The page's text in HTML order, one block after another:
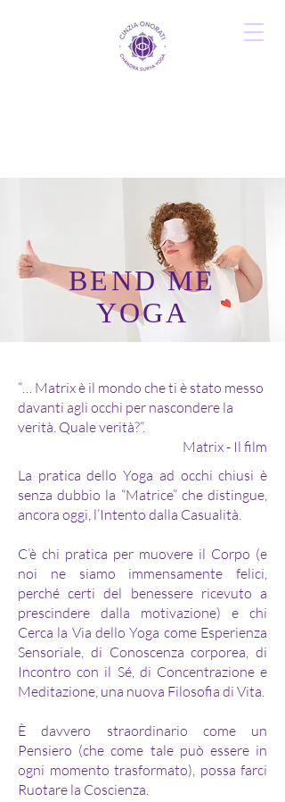
BEND ME
YOGA
“… Matrix è il mondo che ti è stato messo
davanti agli occhi per nascondere la
verità. Quale verità?”.​
Matrix - Il film
La pratica dello Yoga ad occhi chiusi è
senza dubbio la “Matrice” che distingue,
ancora oggi, l’Intento dalla Casualità.
C’è chi pratica per muovere il Corpo (e
noi ne siamo immensamente felici,
perché certi del benessere ricevuto a
prescindere dalla motivazione) e chi
Cerca la Via dello Yoga come Esperienza
Sensoriale, di Conoscenza corporea, di
Incontro con il Sé, di Concentrazione e
Meditazione, una nuova Filosofia di Vita.
È davvero straordinario come un
Pensiero (che come tale può essere in
ogni momento trasformato), possa farci
Ruotare la Coscienza.